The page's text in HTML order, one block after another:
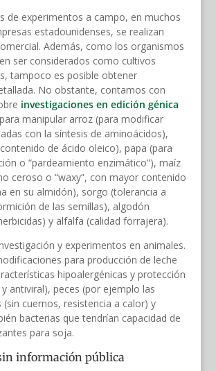
de experimentos a campo, en muchos
estadounidenses, se realizan
Además, como los organismos
ser considerados como cultivos
tampoco es posible obtener
No obstante, contamos con
investigaciones en edición génica
para manipular arroz (para modificar
con la síntesis de aminoácidos),
de ácido oleico), papa (para
o “pardeamiento enzimático”), maíz
ceroso o “waxy”, con mayor contenido
en su almidón), sorgo (tolerancia a
de las semillas), algodón
y alfalfa (calidad forrajera).
y experimentos en animales.
para producción de leche
hipoalergénicas y protección
antiviral), peces (por ejemplo las
(sin cuernos, resistencia a calor) y
bacterias que tendrían capacidad de
para soja.
información pública